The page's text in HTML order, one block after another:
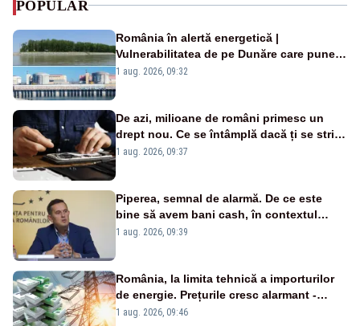
POPULAR
România în alertă energetică |
Vulnerabilitatea de pe Dunăre care pune
în pericol Centrala Cernavodă era
1 aug. 2026, 09:32
De azi, milioane de români primesc un
drept nou. Ce se întâmplă dacă ți se strică
un produs
1 aug. 2026, 09:37
Piperea, semnal de alarmă. De ce este
bine să avem bani cash, în contextul
alertei energetice?
1 aug. 2026, 09:39
România, la limita tehnică a importurilor
de energie. Prețurile cresc alarmant -
Analiză Realitatea Plus
1 aug. 2026, 09:46